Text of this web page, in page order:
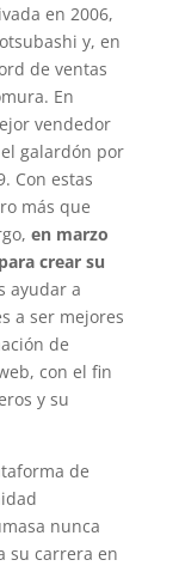
en 2006,
y, en
de ventas
En
vendedor
galardón por
Con estas
más que
en marzo
crear su
ayudar a
a ser mejores
de
con el fin
y su
de
nunca
su carrera en